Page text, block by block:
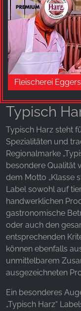
Fleischerei Eggers
Typisch
Typisch Harz steht
Spezialitäten und
Regionalmarke
besondere Qualität
dem Motto „Klasse
Label sowohl auf
handwerklichen
gastronomische
oder auch den
entsprechenden
können ebenfalls
unmittelbarem
ausgezeichneten
Ein besonderes
„Typisch Harz“